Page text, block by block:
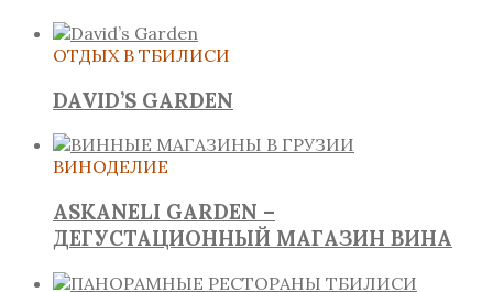
ОТДЫХ В ТБИЛИСИ
DAVID’S GARDEN
ВИНОДЕЛИЕ
ASKANELI GARDEN –
ДЕГУСТАЦИОННЫЙ МАГАЗИН ВИНА